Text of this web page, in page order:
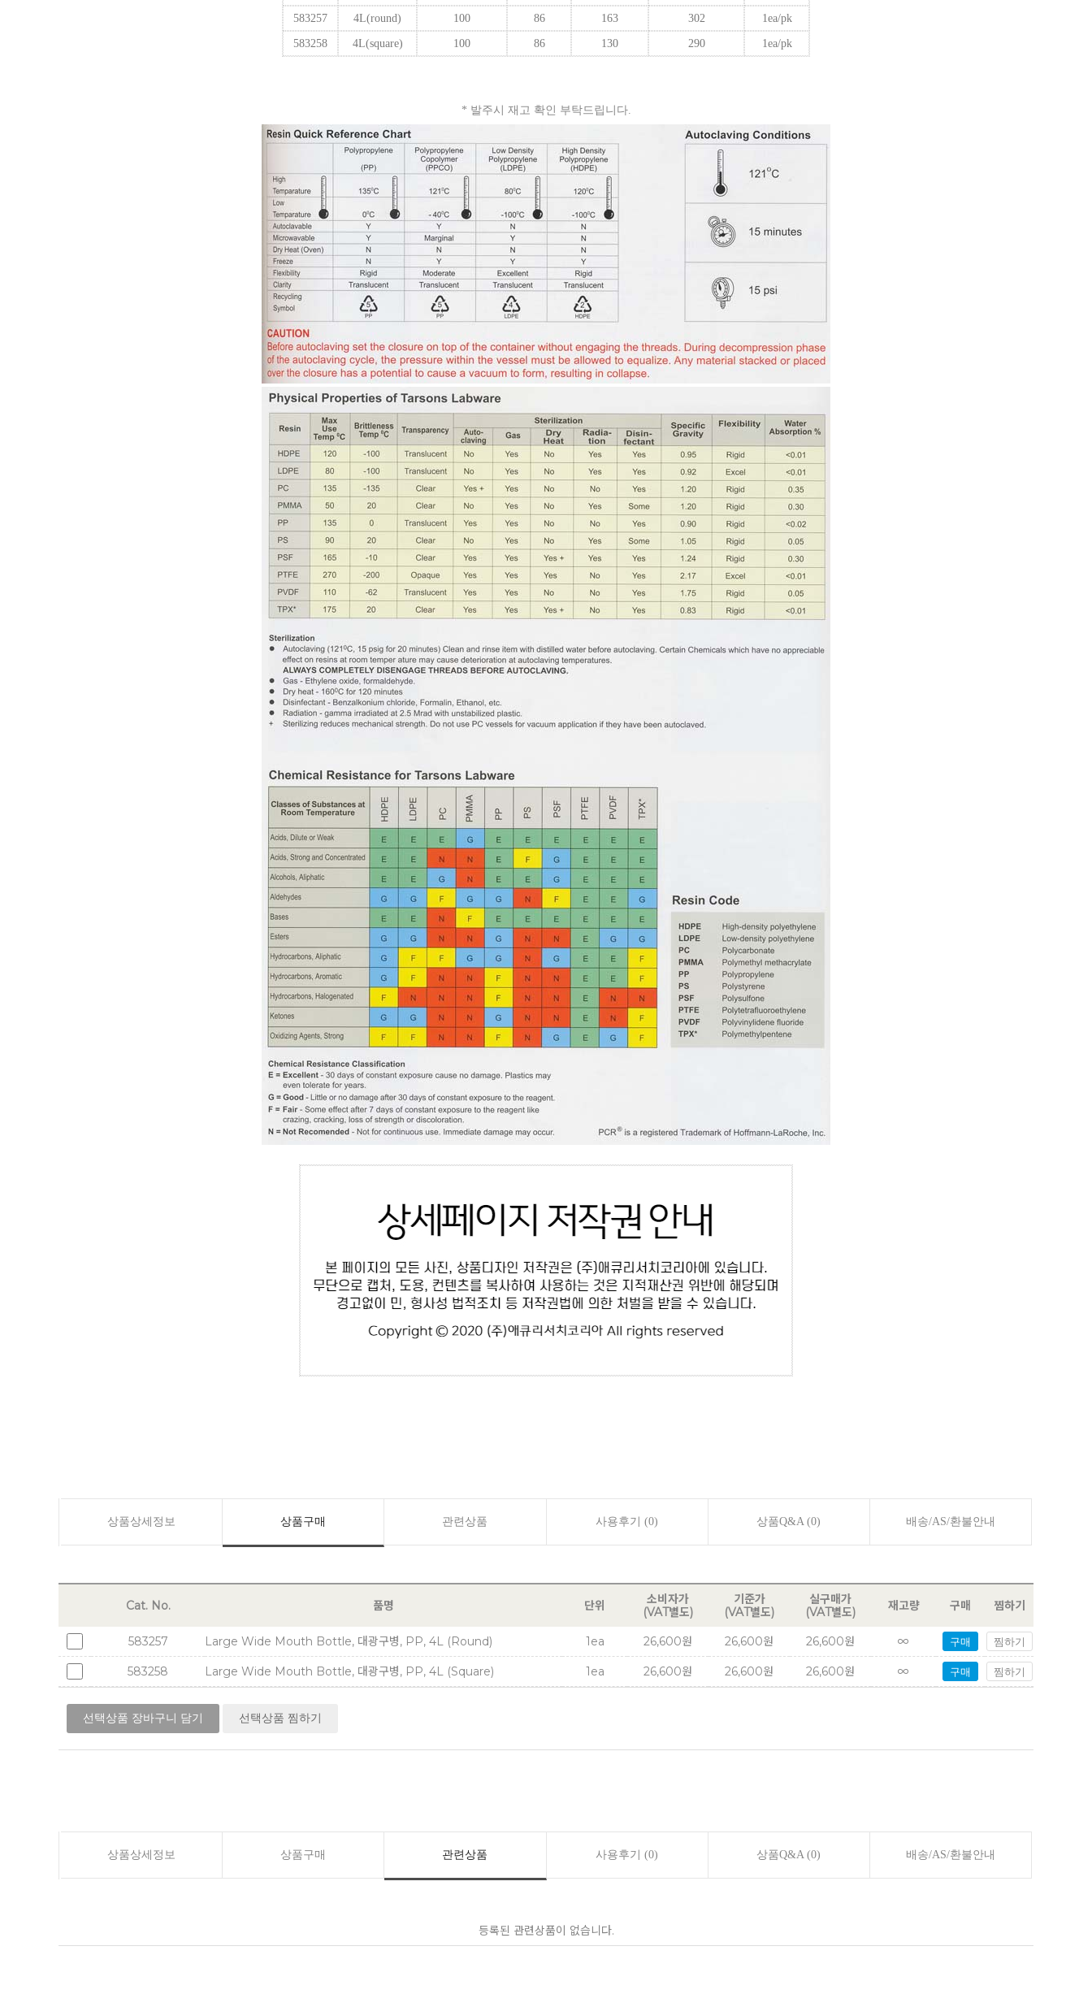
583257 4L(round) 100 86 163 302 1ea/pk
583258 4L(square) 100 86 130 290 1ea/pk
* 발주시 재고 확인 부탁드립니다.
상품상세정보 상품구매 관련상품 사용후기 (0) 상품Q&A (0) 배송/AS/환불안내
Cat. No. 품명 단위
소비자가
(VAT별도)
기준가
(VAT별도)
실구매가
(VAT별도)
재고량 구매 찜하기
583257 Large Wide Mouth Bottle, 대광구병, PP, 4L (Round) 1ea 26,600원 26,600원 26,600원 ∞ 구매 찜하기
583258 Large Wide Mouth Bottle, 대광구병, PP, 4L (Square) 1ea 26,600원 26,600원 26,600원 ∞ 구매 찜하기
선택상품 장바구니 담기 선택상품 찜하기
상품상세정보 상품구매 관련상품 사용후기 (0) 상품Q&A (0) 배송/AS/환불안내
등록된 관련상품이 없습니다.